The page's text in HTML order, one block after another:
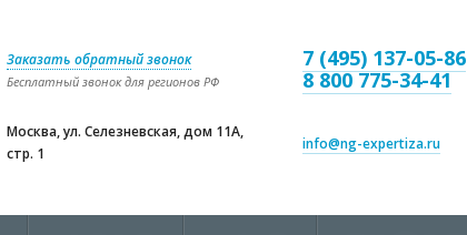
Заказать обратный звонок
Бесплатный звонок для регионов РФ
Москва, ул. Селезневская, дом 11А,
стр. 1
7 (495) 137-05-86
8 800 775-34-41
info@ng-expertiza.ru